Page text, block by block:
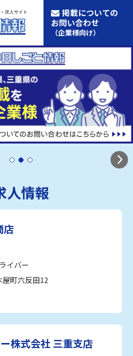
掲載についての
お問い合わせ
（企業様向け）
人情報
店
イバー
町六反田12
株式会社 三重支店